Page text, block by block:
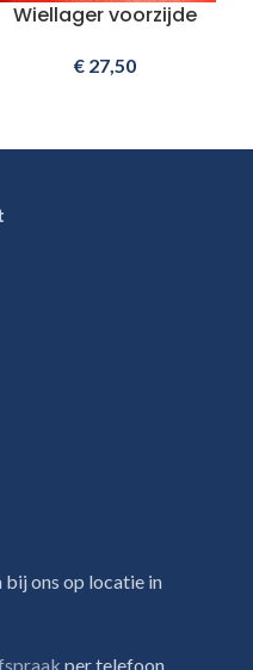
Wiellager voorzijde
€27,50
ons op locatie in
per telefoon.